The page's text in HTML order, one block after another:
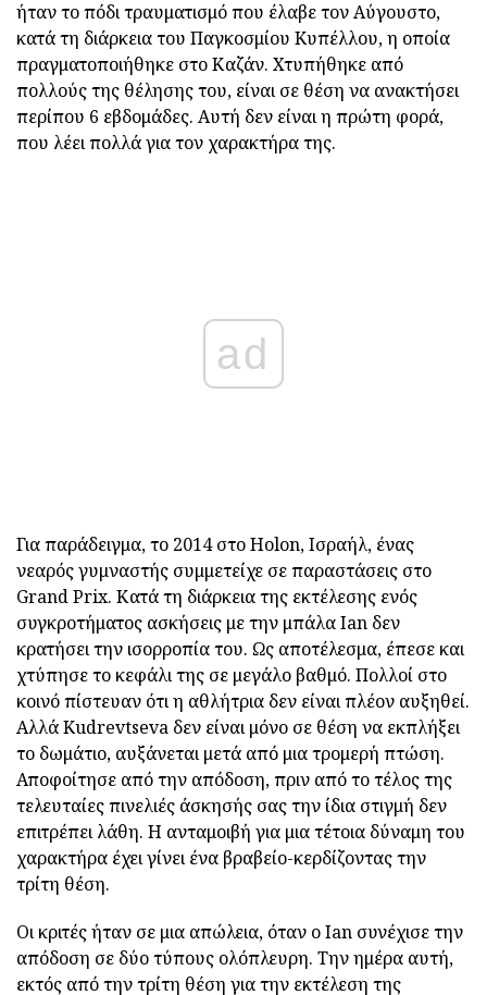
ήταν το πόδι τραυματισμό που έλαβε τον Αύγουστο,
κατά τη διάρκεια του Παγκοσμίου Κυπέλλου, η οποία
πραγματοποιήθηκε στο Καζάν. Χτυπήθηκε από
πολλούς της θέλησης του, είναι σε θέση να ανακτήσει
περίπου 6 εβδομάδες. Αυτή δεν είναι η πρώτη φορά,
που λέει πολλά για τον χαρακτήρα της.
ad
Για παράδειγμα, το 2014 στο Holon, Ισραήλ, ένας
νεαρός γυμναστής συμμετείχε σε παραστάσεις στο
Grand Prix. Κατά τη διάρκεια της εκτέλεσης ενός
συγκροτήματος ασκήσεις με την μπάλα Ian δεν
κρατήσει την ισορροπία του. Ως αποτέλεσμα, έπεσε και
χτύπησε το κεφάλι της σε μεγάλο βαθμό. Πολλοί στο
κοινό πίστευαν ότι η αθλήτρια δεν είναι πλέον αυξηθεί.
Αλλά Kudrevtseva δεν είναι μόνο σε θέση να εκπλήξει
το δωμάτιο, αυξάνεται μετά από μια τρομερή πτώση.
Αποφοίτησε από την απόδοση, πριν από το τέλος της
τελευταίες πινελιές άσκησής σας την ίδια στιγμή δεν
επιτρέπει λάθη. Η ανταμοιβή για μια τέτοια δύναμη του
χαρακτήρα έχει γίνει ένα βραβείο-κερδίζοντας την
τρίτη θέση.
Οι κριτές ήταν σε μια απώλεια, όταν ο Ian συνέχισε την
απόδοση σε δύο τύπους ολόπλευρη. Την ημέρα αυτή,
εκτός από την τρίτη θέση για την εκτέλεση της